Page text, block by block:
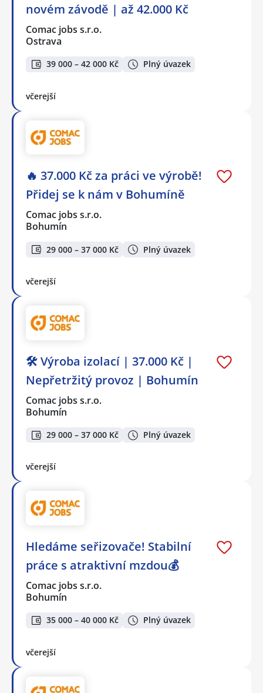
novém závodě | až 42.000 Kč
Comac jobs s.r.o.
Ostrava
39 000 – 42 000 Kč Plný úvazek
včerejší
🔥 37.000 Kč za práci ve výrobě!
Přidej se k nám v Bohumíně
Comac jobs s.r.o.
Bohumín
29 000 – 37 000 Kč Plný úvazek
včerejší
🛠️ Výroba izolací | 37.000 Kč |
Nepřetržitý provoz | Bohumín
Comac jobs s.r.o.
Bohumín
29 000 – 37 000 Kč Plný úvazek
včerejší
Hledáme seřizovače! Stabilní
práce s atraktivní mzdou💰
Comac jobs s.r.o.
Bohumín
35 000 – 40 000 Kč Plný úvazek
včerejší